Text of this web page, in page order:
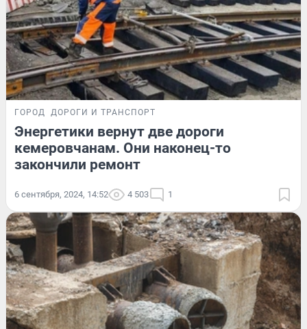
ГОРОД ДОРОГИ И ТРАНСПОРТ
Энергетики вернут две дороги
кемеровчанам. Они наконец-то
закончили ремонт
6 сентября, 2024, 14:52 4 503 1